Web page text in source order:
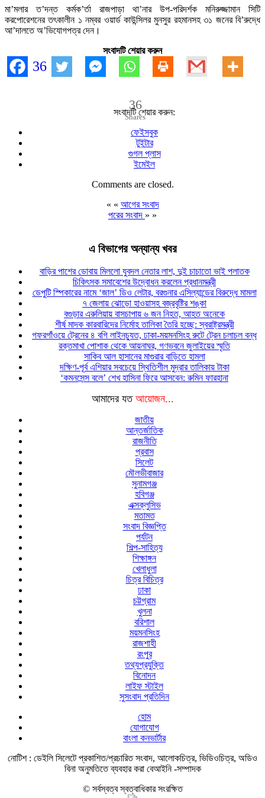
মা’মলার ত’দন্ত কর্মক’র্তা রাজপাড়া থা’নার উপ-পরিদর্শক মনিরুজ্জামান সিটি
করপোরেশনের তৎকালীন ১ নম্বর ওয়ার্ড কাউন্সিলর মুনসুর রহমানসহ ৩১ জনের বি’রুদ্ধে
আ’দালতে অ’ভিযোগপত্র দেন।
সংবাদটি শেয়ার করুন
36
36
Shares
সংবাদটি শেয়ার করুন:
ফেইসবুক
টুইটার
গুগল প্লাস
ইমেইল
Comments are closed.
« « আগের সংবাদ
পরের সংবাদ » »
এ বিভাগের অন্যান্য খবর
বাড়ির পাশের ডোবায় মিললো যুবদল নেতার লাশ, দুই চাচাতো ভাই পলাতক
চিকিৎসক সমাবেশের উদ্বোধন করলেন প্রধানমন্ত্রী
ডেপুটি স্পিকারের নামে ‘জাল’ ডিও লেটার, বরগুনার এসিল্যান্ডের বিরুদ্ধে মামলা
৭ জেলায় ঝোড়ো হাওয়াসহ বজ্রবৃষ্টির শঙ্কা
বগুড়ার এরুলিয়ায় বাসচাপায় ৬ জন নিহত, আহত অনেকে
শীর্ষ মাদক কারবারিদের নির্মোহ তালিকা তৈরি হচ্ছে: স্বরাষ্ট্রমন্ত্রী
গফরগাঁওয়ে ট্রেনের ৪ বগি লাইনচ্যুত, ঢাকা-ময়মনসিংহ রুটে ট্রেন চলাচল বন্ধ
রক্তমাখা পোশাক থেকে আয়নাঘর, গণভবনে জুলাইয়ের স্মৃতি
সাকিব আল হাসানের মাগুরার বাড়িতে হামলা
দক্ষিণ-পূর্ব এশিয়ার সবচেয়ে স্থিতিশীল মুদ্রার তালিকায় টাকা
‘কমনসেন্স বলে’ শেখ হাসিনা ফিরে আসবেন: রুমিন ফারহানা
আমাদের যত আয়োজন...
জাতীয়
আন্তর্জাতিক
রাজনীতি
প্রবাস
সিলেট
মৌলভীবাজার
সুনামগঞ্জ
হবিগঞ্জ
এক্সক্লুসিভ
মতামত
সংবাদ বিজ্ঞপ্তি
পর্যটন
শিল্প-সাহিত্য
শিক্ষাঙ্গন
খেলাধুলা
চিত্র বিচিত্র
ঢাকা
চট্টগ্রাম
খুলনা
বরিশাল
ময়মনসিংহ
রাজশাহী
রংপুর
তথ্যপ্রযুক্তি
বিনোদন
লাইফ স্টাইল
সুসংবাদ প্রতিদিন
হোম
যোগাযোগ
বাংলা কনভার্টার
নোটিশ : ডেইলি সিলেটে প্রকাশিত/প্রচারিত সংবাদ, আলোকচিত্র, ভিডিওচিত্র, অডিও
বিনা অনুমতিতে ব্যবহার করা বেআইনি -সম্পাদক
© সর্বস্বত্ব স্বত্বাধিকার সংরক্ষিত